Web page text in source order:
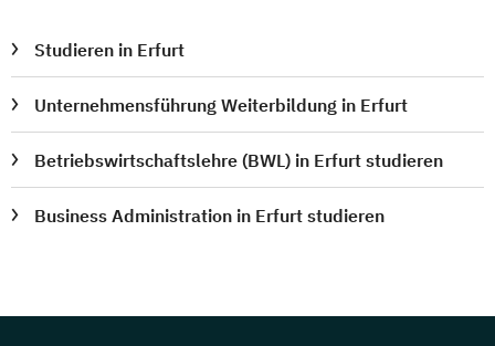
Studieren in Erfurt
Unternehmensführung Weiterbildung in Erfurt
Betriebswirtschaftslehre (BWL) in Erfurt studieren
Business Administration in Erfurt studieren